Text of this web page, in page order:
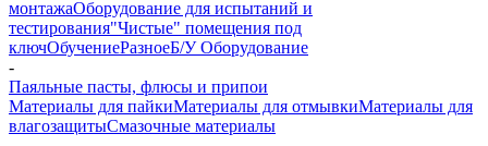
монтажаОборудование для испытаний и
тестирования"Чистые" помещения под
ключОбучениеРазноеБ/У Оборудование
-
Паяльные пасты, флюсы и припои
Материалы для пайкиМатериалы для отмывкиМатериалы для
влагозащитыСмазочные материалы